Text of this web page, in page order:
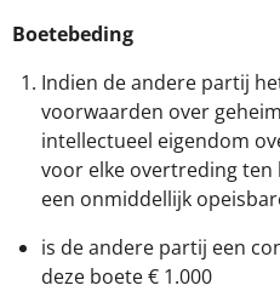
Boetebeding
Indien de andere partij
voorwaarden over
intellectueel eigendom
voor elke overtreding ten
een onmiddellijk
is de andere partij een
deze boete € 1.000